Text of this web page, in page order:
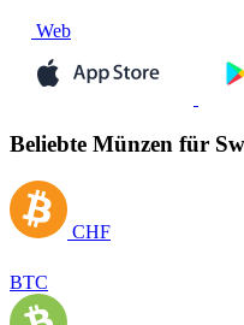
Web
Beliebte Münzen für
CHF
BTC